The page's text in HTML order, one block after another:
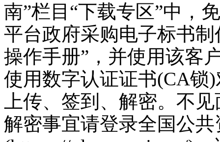
南”栏目“下载专区”中，
平台政府采购电子标书
操作手册”，并使用该客
使用数字认证证书(CA锁
上传、签到、解密。不
解密事宜请登录全国公